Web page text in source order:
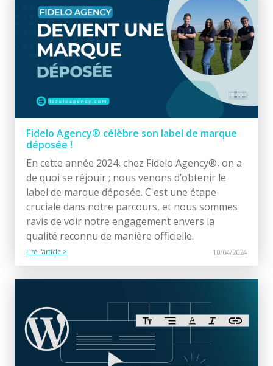
Fidelo Agency® célèbre son label de marque
déposée !
En cette année 2024, chez Fidelo Agency®, on a
de quoi se réjouir ; nous venons d’obtenir le
label de marque déposée. C'est une étape
cruciale dans notre parcours, et nous sommes
ravis de voir notre engagement envers la
qualité reconnu de manière officielle.
Lire l'article > 10/04/2024